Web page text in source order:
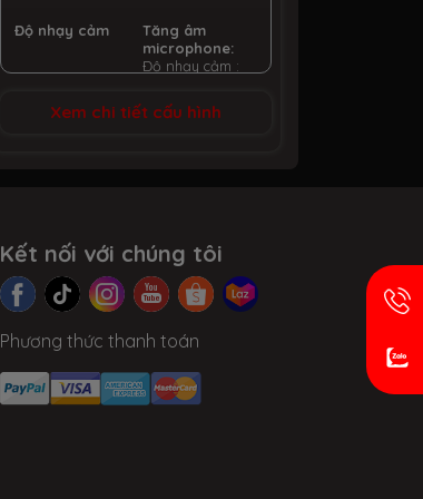
Độ nhạy cảm
Tăng âm
microphone:
Độ nhạy cảm :
Xem chi tiết cấu hình
Kết nối với chúng tôi
Phương thức thanh toán